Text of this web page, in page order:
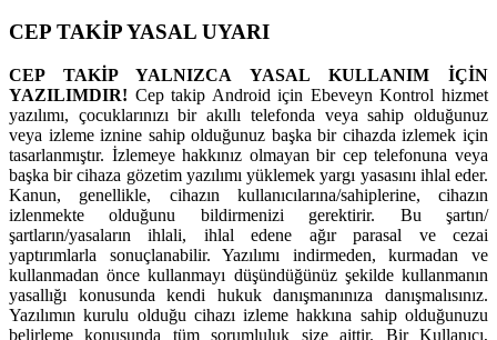
CEP TAKİP YASAL UYARI
CEP TAKİP YALNIZCA YASAL KULLANIM İÇİN
YAZILIMDIR! Cep takip Android için Ebeveyn Kontrol hizmet
yazılımı, çocuklarınızı bir akıllı telefonda veya sahip olduğunuz
veya izleme iznine sahip olduğunuz başka bir cihazda izlemek için
tasarlanmıştır. İzlemeye hakkınız olmayan bir cep telefonuna veya
başka bir cihaza gözetim yazılımı yüklemek yargı yasasını ihlal eder.
Kanun, genellikle, cihazın kullanıcılarına/sahiplerine, cihazın
izlenmekte olduğunu bildirmenizi gerektirir. Bu şartın/
şartların/yasaların ihlali, ihlal edene ağır parasal ve cezai
yaptırımlarla sonuçlanabilir. Yazılımı indirmeden, kurmadan ve
kullanmadan önce kullanmayı düşündüğünüz şekilde kullanmanın
yasallığı konusunda kendi hukuk danışmanınıza danışmalısınız.
Yazılımın kurulu olduğu cihazı izleme hakkına sahip olduğunuzu
belirleme konusunda tüm sorumluluk size aittir. Bir Kullanıcı,